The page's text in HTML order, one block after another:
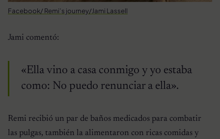
Facebook/ Remi’s journey/Jami Lassell
Jami comentó:
«Ella vino a casa conmigo y yo estaba
como: No puedo renunciar a ella».
Remi recibió un par de baños medicados para combatir
las pulgas, también la alimentaron con ricas comidas y